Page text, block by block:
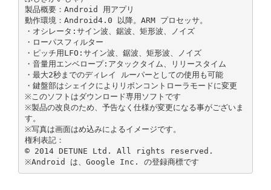
製品概要：Android 用アプリ
動作環境：Android4.0 以降。ARM プロセッサ。
・オシレータ:サイン波、鋸波、矩形波、ノイズ
・ローパスフィルター
・ピッチ用LFO:サイン波、鋸波、矩形波、ノイズ
・⾳量用エンベロープ:アタックタイム、リリースタイム
・最大2秒までのディレイ ルーパーとしての使用も可能
・鍵盤部はシェイクによりリボンコントローラモードに変更
※このソフトはダウンロード専用ソフトです
※製品の改良のため、予告なく仕様が変更になる事がございま
す。
※写真は画面はめ込みによるイメージです。
権利表記：
© 2014 DETUNE Ltd. All rights reserved.